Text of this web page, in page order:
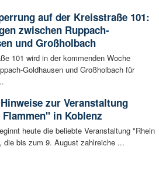
auf der Kreisstraße 101:
zwischen Ruppach-
und Großholbach
101 wird in der kommenden Woche
Goldhausen und Großholbach für
zur Veranstaltung
in Koblenz
heute die beliebte Veranstaltung "Rhein
die bis zum 9. August zahlreiche ...